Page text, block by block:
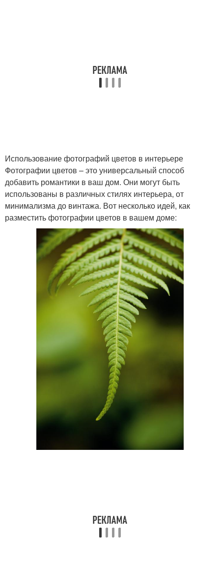
Использование фотографий цветов в интерьере
Фотографии цветов – это универсальный способ
добавить романтики в ваш дом. Они могут быть
использованы в различных стилях интерьера, от
минимализма до винтажа. Вот несколько идей, как
разместить фотографии цветов в вашем доме: